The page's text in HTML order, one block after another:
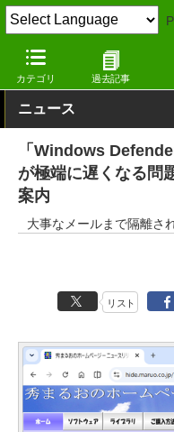
カテゴリ 過去記事
窓の杜 インターネット
ニュース
「Windows
が極端に遅くなる問
案内
大事なメールまで隔離さ
リスト